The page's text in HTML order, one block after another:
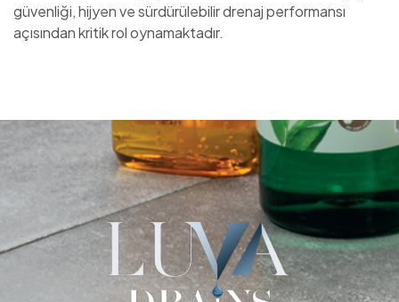
güvenliği, hijyen ve sürdürülebilir drenaj performansı
açısından kritik rol oynamaktadır.